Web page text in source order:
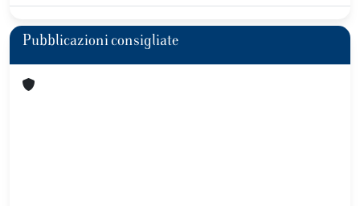
Pubblicazioni consigliate